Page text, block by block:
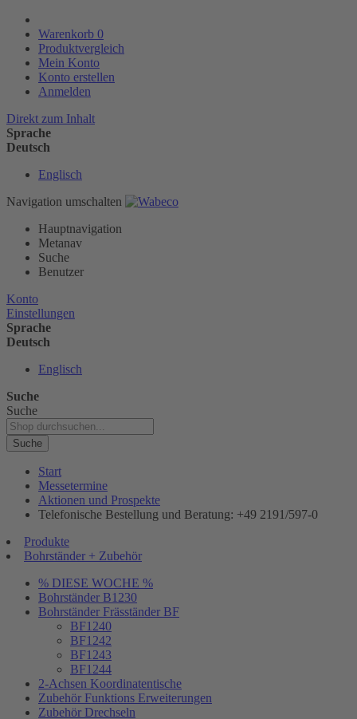
Warenkorb 0
Produktvergleich
Mein Konto
Konto erstellen
Anmelden
Direkt zum Inhalt
Sprache
Deutsch
Englisch
Navigation umschalten
Hauptnavigation
Metanav
Suche
Benutzer
Konto
Einstellungen
Sprache
Deutsch
Englisch
Suche
Suche
Suche
Start
Messetermine
Aktionen und Prospekte
Telefonische Bestellung und Beratung: +49 2191/597-0
Produkte
Bohrständer + Zubehör
% DIESE WOCHE %
Bohrständer B1230
Bohrständer Fräsständer BF
BF1240
BF1242
BF1243
BF1244
2-Achsen Koordinatentische
Zubehör Funktions Erweiterungen
Zubehör Drechseln